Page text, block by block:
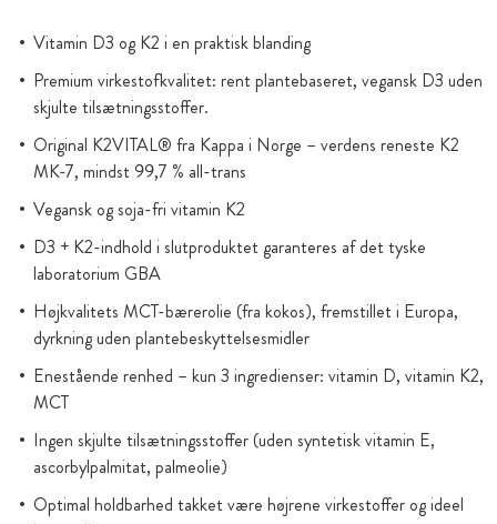
Vitamin D3 og K2 i en praktisk blanding
Premium virkestofkvalitet: rent plantebaseret, vegansk D3 uden
skjulte tilsætningsstoffer.
Original K2VITAL® fra Kappa i Norge – verdens reneste K2
MK-7, mindst 99,7 % all-trans
Vegansk og soja-fri vitamin K2
D3 + K2-indhold i slutproduktet garanteres af det tyske
laboratorium GBA
Højkvalitets MCT-bærerolie (fra kokos), fremstillet i Europa,
dyrkning uden plantebeskyttelsesmidler
Enestående renhed – kun 3 ingredienser: vitamin D, vitamin K2,
MCT
Ingen skjulte tilsætningsstoffer (uden syntetisk vitamin E,
ascorbylpalmitat, palmeolie)
Optimal holdbarhed takket være højrene virkestoffer og ideel